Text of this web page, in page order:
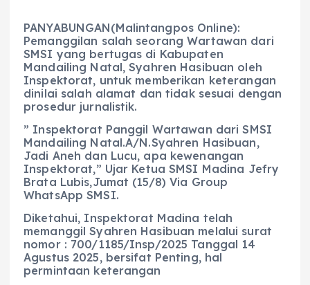
PANYABUNGAN(Malintangpos Online):
Pemanggilan salah seorang Wartawan dari
SMSI yang bertugas di Kabupaten
Mandailing Natal, Syahren Hasibuan oleh
Inspektorat, untuk memberikan keterangan
dinilai salah alamat dan tidak sesuai dengan
prosedur jurnalistik.
” Inspektorat Panggil Wartawan dari SMSI
Mandailing Natal.A/N.Syahren Hasibuan,
Jadi Aneh dan Lucu, apa kewenangan
Inspektorat,” Ujar Ketua SMSI Madina Jefry
Brata Lubis,Jumat (15/8) Via Group
WhatsApp SMSI.
Diketahui, Inspektorat Madina telah
memanggil Syahren Hasibuan melalui surat
nomor : 700/1185/Insp/2025 Tanggal 14
Agustus 2025, bersifat Penting, hal
permintaan keterangan